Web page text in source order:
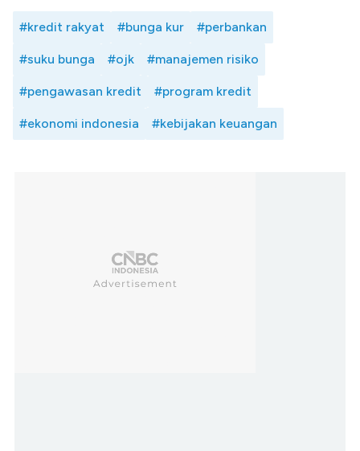
#kredit rakyat #bunga kur #perbankan
#suku bunga #ojk #manajemen risiko
#pengawasan kredit #program kredit
#ekonomi indonesia #kebijakan keuangan